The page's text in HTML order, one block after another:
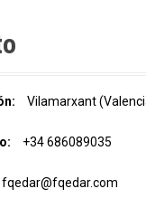
Vilamarxant
+34 686089035
fqedar@fqedar.com